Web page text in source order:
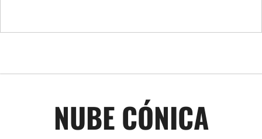
NUBE CÓNICA